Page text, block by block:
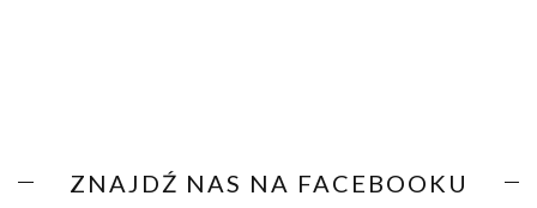
ZNAJDŹ NAS NA FACEBOOKU